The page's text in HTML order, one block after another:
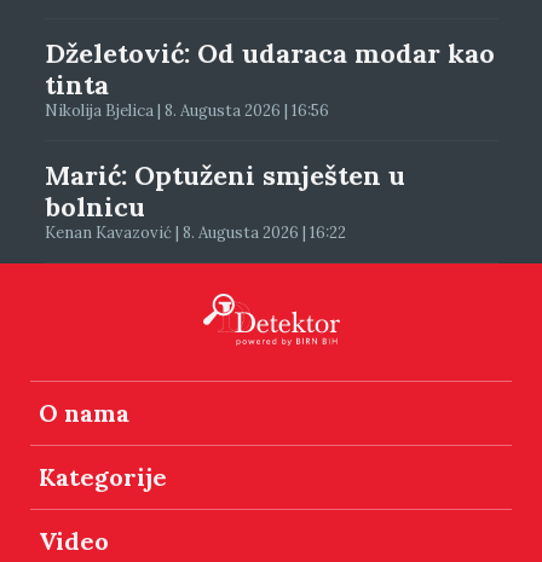
Dželetović: Od udaraca modar kao
tinta
Nikolija Bjelica | 8. Augusta 2026 | 16:56
Marić: Optuženi smješten u
bolnicu
Kenan Kavazović | 8. Augusta 2026 | 16:22
O nama
Kategorije
Video